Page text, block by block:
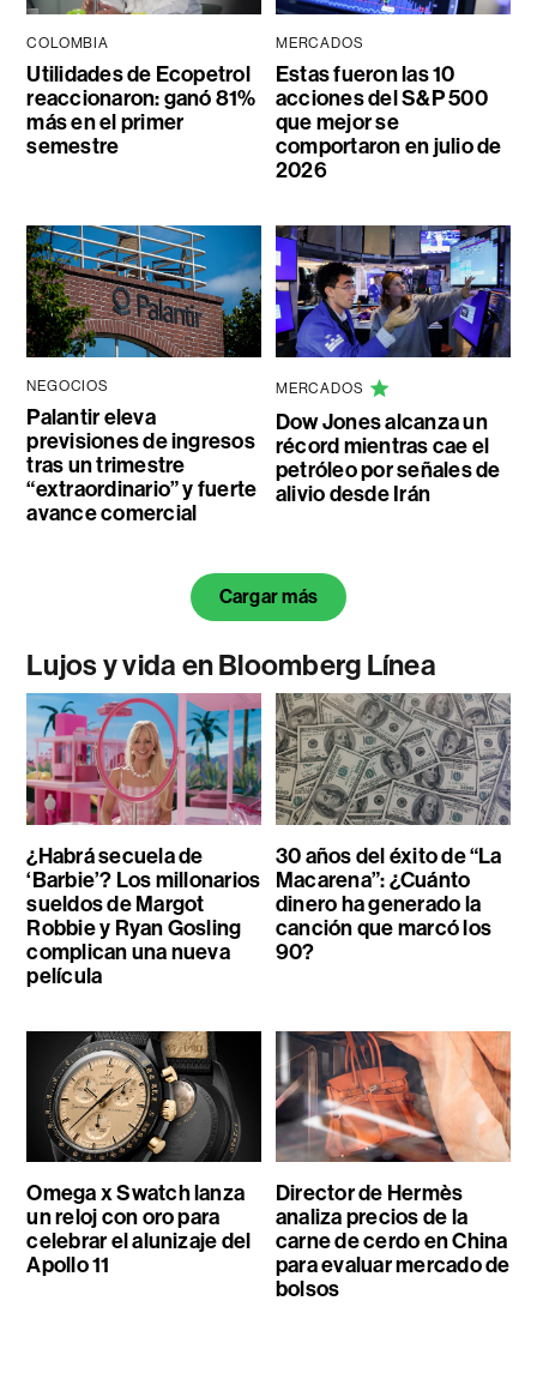
COLOMBIA
Utilidades de Ecopetrol
reaccionaron: ganó 81%
más en el primer
semestre
MERCADOS
Estas fueron las 10
acciones del S&P 500
que mejor se
comportaron en julio de
2026
NEGOCIOS
Palantir eleva
previsiones de ingresos
tras un trimestre
“extraordinario” y fuerte
avance comercial
MERCADOS
Dow Jones alcanza un
récord mientras cae el
petróleo por señales de
alivio desde Irán
Cargar más
Lujos y vida en Bloomberg Línea
¿Habrá secuela de
‘Barbie’? Los millonarios
sueldos de Margot
Robbie y Ryan Gosling
complican una nueva
película
30 años del éxito de “La
Macarena”: ¿Cuánto
dinero ha generado la
canción que marcó los
90?
Omega x Swatch lanza
un reloj con oro para
celebrar el alunizaje del
Apollo 11
Director de Hermès
analiza precios de la
carne de cerdo en China
para evaluar mercado de
bolsos